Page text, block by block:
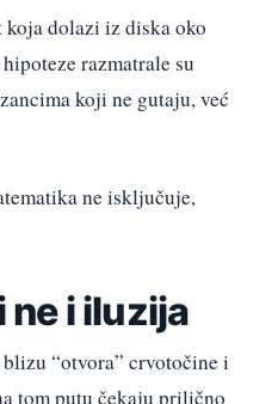
dolazi iz diska oko
razmatrale su
koji ne gutaju, već
ne isključuje,
ne i iluzija
“otvora” crvotočine i
tom putu čekaju prilično